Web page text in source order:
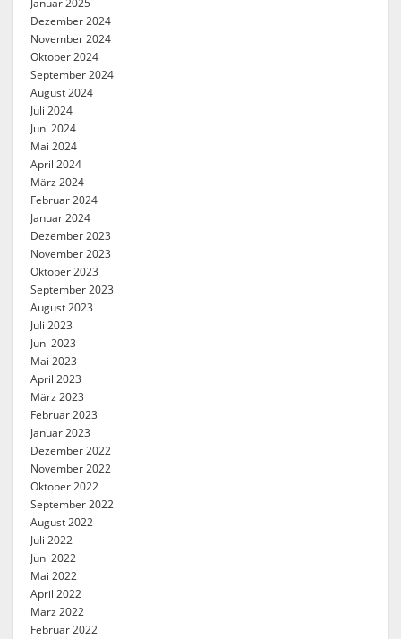
Januar 2025
Dezember 2024
November 2024
Oktober 2024
September 2024
August 2024
Juli 2024
Juni 2024
Mai 2024
April 2024
März 2024
Februar 2024
Januar 2024
Dezember 2023
November 2023
Oktober 2023
September 2023
August 2023
Juli 2023
Juni 2023
Mai 2023
April 2023
März 2023
Februar 2023
Januar 2023
Dezember 2022
November 2022
Oktober 2022
September 2022
August 2022
Juli 2022
Juni 2022
Mai 2022
April 2022
März 2022
Februar 2022